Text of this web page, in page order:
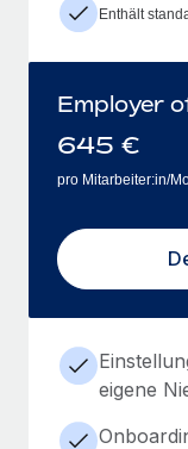
Enthält
Employer
645 €
pro Mitarbeiter:in/
eigene